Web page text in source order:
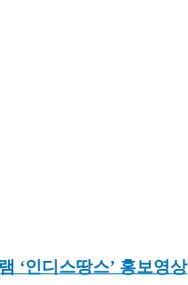
‘인디스땅스’ 홍보영상